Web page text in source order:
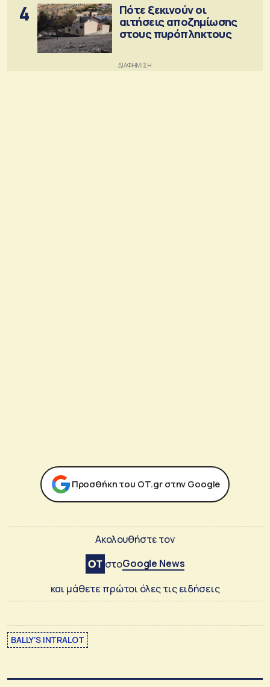
4
Πότε ξεκινούν οι
αιτήσεις αποζημίωσης
στους πυρόπληκτους
Προσθήκη του ΟΤ.gr στην Google
Ακολουθήστε τον
στοGoogle News
και μάθετε πρώτοι όλες τις ειδήσεις
BALLY’S INTRALOT